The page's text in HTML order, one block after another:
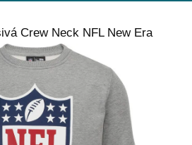
Crew Neck NFL New Era